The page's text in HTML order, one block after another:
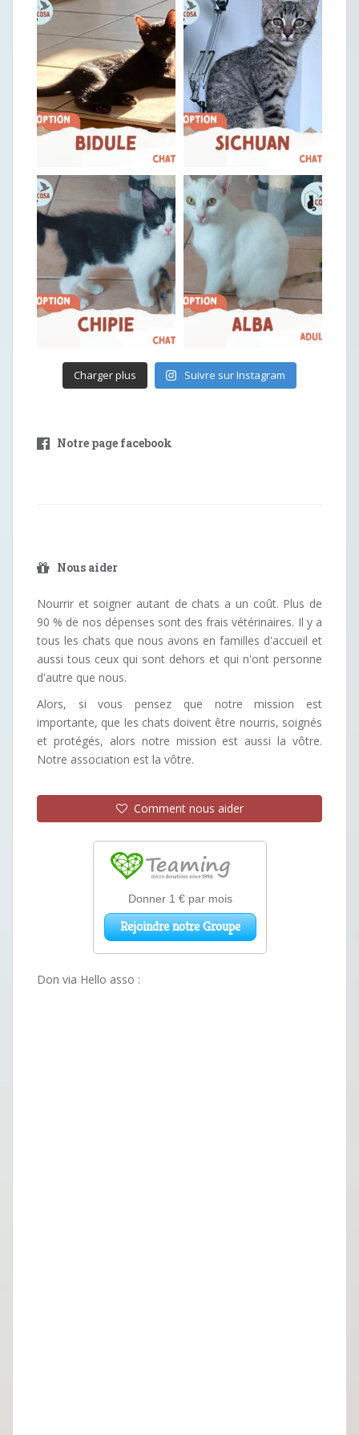
Charger plus Suivre sur Instagram
Notre page facebook
Nous aider
Nourrir et soigner autant de chats a un coût. Plus de
90 % de nos dépenses sont des frais vétérinaires. Il y a
tous les chats que nous avons en familles d'accueil et
aussi tous ceux qui sont dehors et qui n'ont personne
d'autre que nous.
Alors, si vous pensez que notre mission est
importante, que les chats doivent être nourris, soignés
et protégés, alors notre mission est aussi la vôtre.
Notre association est la vôtre.
Comment nous aider
Don via Hello asso :